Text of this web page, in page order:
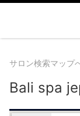
サロン検索マップ
Bali spa